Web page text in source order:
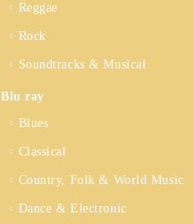
Reggae
Rock
Soundtracks & Musical
Blu ray
Blues
Classical
Country, Folk & World Music
Dance & Electronic